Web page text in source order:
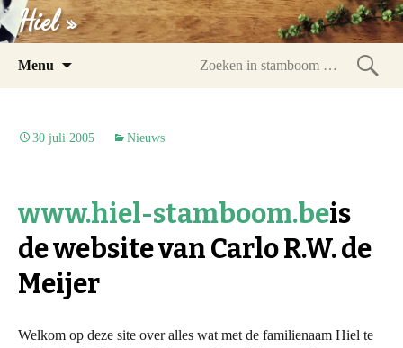
Hiel »
Menu
30 juli 2005 Nieuws
www.hiel-stamboom.beis
de website van Carlo R.W. de
Meijer
Welkom op deze site over alles wat met de familienaam Hiel te